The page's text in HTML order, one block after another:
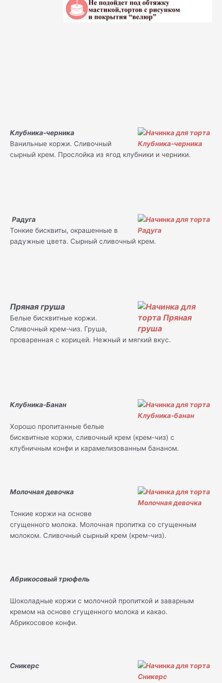
Клубника-черника
Ванильные коржи. Сливочный
сырный крем. Прослойка из ягод клубники и черники.
Радуга
Тонкие бисквиты, окрашенные в
радужные цвета. Сырный сливочный крем.
Пряная груша
Белые бисквитные коржи.
Сливочный крем-чиз. Груша,
проваренная с корицей. Нежный и мягкий вкус.
Клубника-Банан
Хорошо пропитанные белые
бисквитные коржи, сливочный крем (крем-чиз) с
клубничным конфи и карамелизованным бананом.
Молочная девочка
Тонкие коржи на основе
сгущенного молока. Молочная пропитка со сгущенным
молоком. Сливочный сырный крем (крем-чиз).
Абрикосовый трюфель
Шоколадные коржи с молочной пропиткой и заварным
кремом на основе сгущенного молока и какао.
Абрикосовое конфи.
Сникерс